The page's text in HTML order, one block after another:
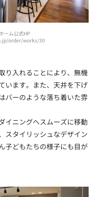
ーム公式HP
order/works/30
り入れることにより、無機
います。また、天井を下げ
バーのような落ち着いた雰
イニングへスムーズに移動
スタイリッシュなデザイン
子どもたちの様子にも目が